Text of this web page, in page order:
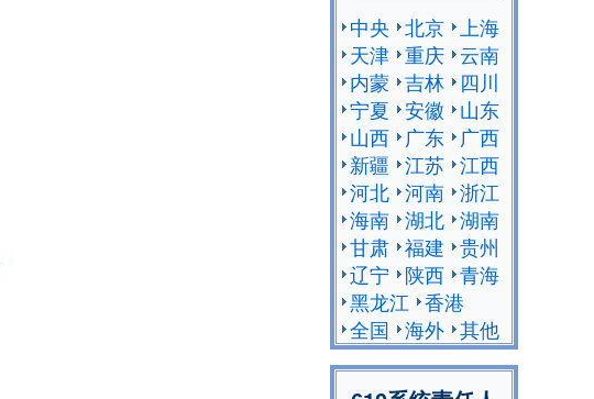
中央 北京
上海
天津 重庆 云南
内蒙 吉林
四川
宁夏 安徽
山东
山西
广东
广西
新疆 江苏 江西
河北 河南 浙江
海南 湖北 湖南
甘肃 福建 贵州
辽宁
陕西 青海
黑龙江 香港
全国 海外 其他